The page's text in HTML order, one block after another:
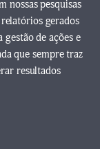
nossas pesquisas
gerados
de ações e
que sempre traz
resultados